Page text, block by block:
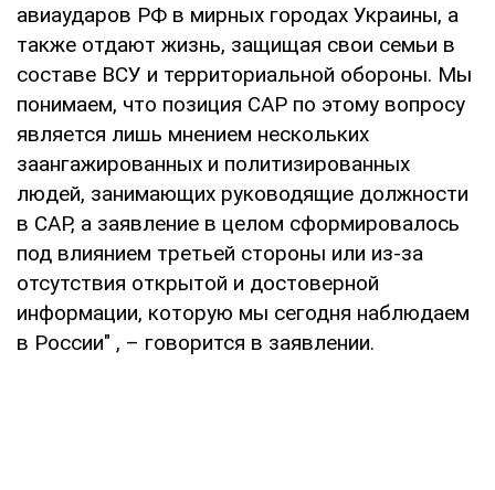
авиаударов РФ в мирных городах Украины, а
также отдают жизнь, защищая свои семьи в
составе ВСУ и территориальной обороны. Мы
понимаем, что позиция САР по этому вопросу
является лишь мнением нескольких
заангажированных и политизированных
людей, занимающих руководящие должности
в САР, а заявление в целом сформировалось
под влиянием третьей стороны или из-за
отсутствия открытой и достоверной
информации, которую мы сегодня наблюдаем
в России" , – говорится в заявлении.